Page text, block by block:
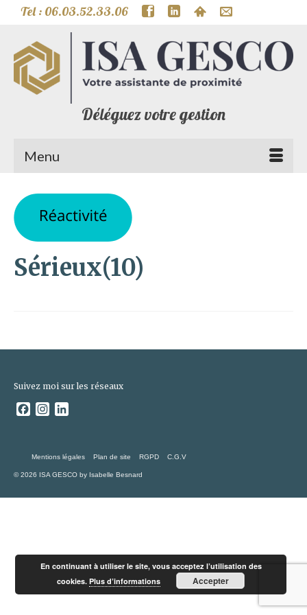
Tel : 06.03.52.33.06
Déléguez votre gestion
Menu
Sérieux(10)
Suivez moi sur les réseaux
FacebookInstagram
Mentions légales Plan de site RGPD C.G.V
© 2026 ISA GESCO by Isabelle Besnard
En continuant à utiliser le site, vous acceptez l’utilisation des
cookies.Plus d’informations Accepter